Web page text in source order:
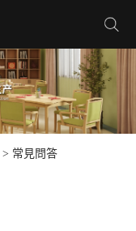
> 常見問答